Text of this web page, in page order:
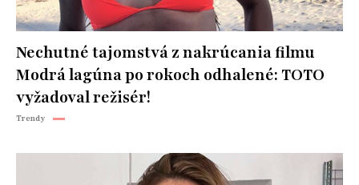
Nechutné tajomstvá z nakrúcania filmu
Modrá lagúna po rokoch odhalené: TOTO
vyžadoval režisér!
Trendy